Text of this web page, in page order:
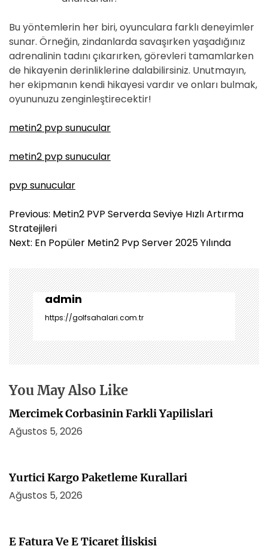
Bu yöntemlerin her biri, oyunculara farklı deneyimler
sunar. Örneğin, zindanlarda savaşırken yaşadığınız
adrenalinin tadını çıkarırken, görevleri tamamlarken
de hikayenin derinliklerine dalabilirsiniz. Unutmayın,
her ekipmanın kendi hikayesi vardır ve onları bulmak,
oyununuzu zenginleştirecektir!
metin2 pvp sunucular
metin2 pvp sunucular
pvp sunucular
Y
a
z
g
e
z
i
n
m
e
i
Previous: Metin2 PVP Serverda Seviye Hızlı Artırma
Stratejileri
Next: En Popüler Metin2 Pvp Server 2025 Yılında
admin
https://golfsahalari.com.tr
You May Also Like
Mercimek Corbasinin Farkli Yapilislari
Ağustos 5, 2026
Yurtici Kargo Paketleme Kurallari
Ağustos 5, 2026
E Fatura Ve E Ticaret İliskisi